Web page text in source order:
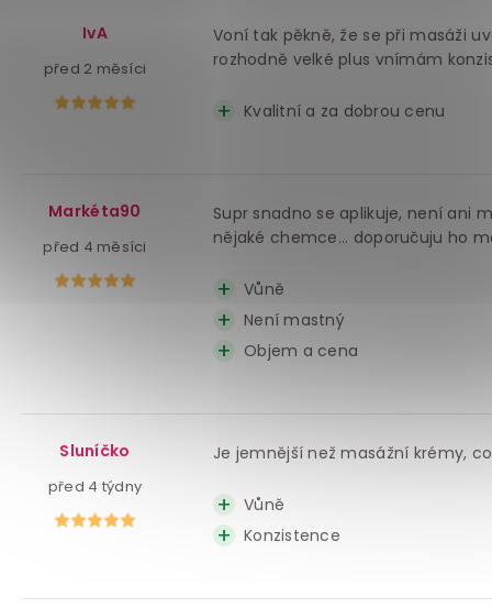
IvA
před 2 měsíci
Voní tak pěkně, že se při masáži
rozhodně velké plus vnímám
Kvalitní a za dobrou cenu
Markéta90
před 4 měsíci
Supr snadno se aplikuje, není ani
nějaké chemce... doporučuju ho
Vůně
Není mastný
Objem a cena
Sluníčko
před 4 týdny
Je jemnější než masážní krémy,
Vůně
Konzistence